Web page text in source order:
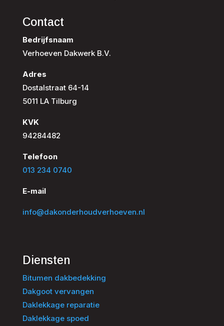
Contact
Bedrijfsnaam
Verhoeven Dakwerk B.V.
Adres
Dostalstraat 64-14
5011 LA Tilburg
KVK
94284482
Telefoon
013 234 0740
E-mail
info@dakonderhoudverhoeven.nl
Diensten
Bitumen dakbedekking
Dakgoot vervangen
Daklekkage reparatie
Daklekkage spoed